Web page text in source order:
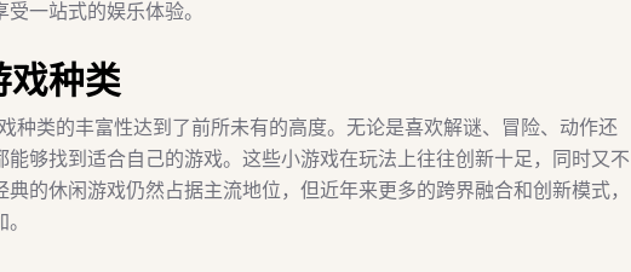
一站式的娱乐体验。
戏种类
种类的丰富性达到了前所未有的高度。无论是喜欢解谜、冒险、动作还
能够找到适合自己的游戏。这些小游戏在玩法上往往创新十足，同时又不
的休闲游戏仍然占据主流地位，但近年来更多的跨界融合和创新模式，